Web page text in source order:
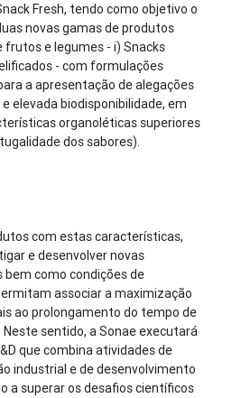
Fresh, tendo como objetivo o
novas gamas de produtos
frutos e legumes - i) Snacks
- com formulações
a apresentação de alegações
elevada biodisponibilidade, em
organoléticas superiores
dos sabores).
com estas características,
e desenvolver novas
como condições de
associar a maximização
ao prolongamento do tempo de
sentido, a Sonae executará
que combina atividades de
industrial e de desenvolvimento
a superar os desafios científicos